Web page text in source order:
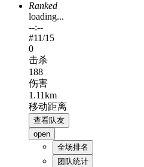
Ranked
loading...
--:--
#11/15
0
击杀
188
伤害
1.11km
移动距离
查看队友
open
全场排名
团队统计